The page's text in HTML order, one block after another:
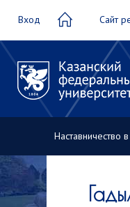
Вход Сайт
студентов
Наставничество